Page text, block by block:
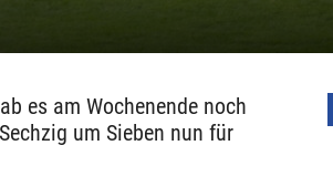
es am Wochenende noch
um Sieben nun für